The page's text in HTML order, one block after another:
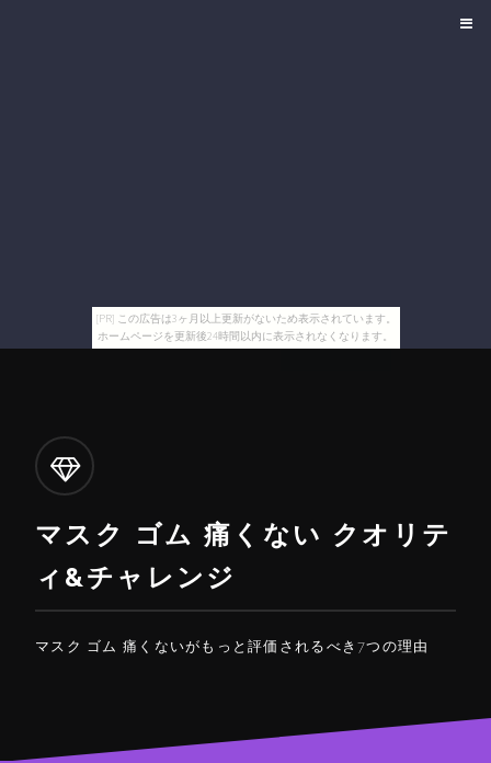
[PR] この広告は3ヶ月以上更新がないため表示されています。
ホームページを更新後24時間以内に表示されなくなります。
マスク ゴム 痛くない クオリテ
ィ&チャレンジ
マスク ゴム 痛くないがもっと評価されるべき7つの理由